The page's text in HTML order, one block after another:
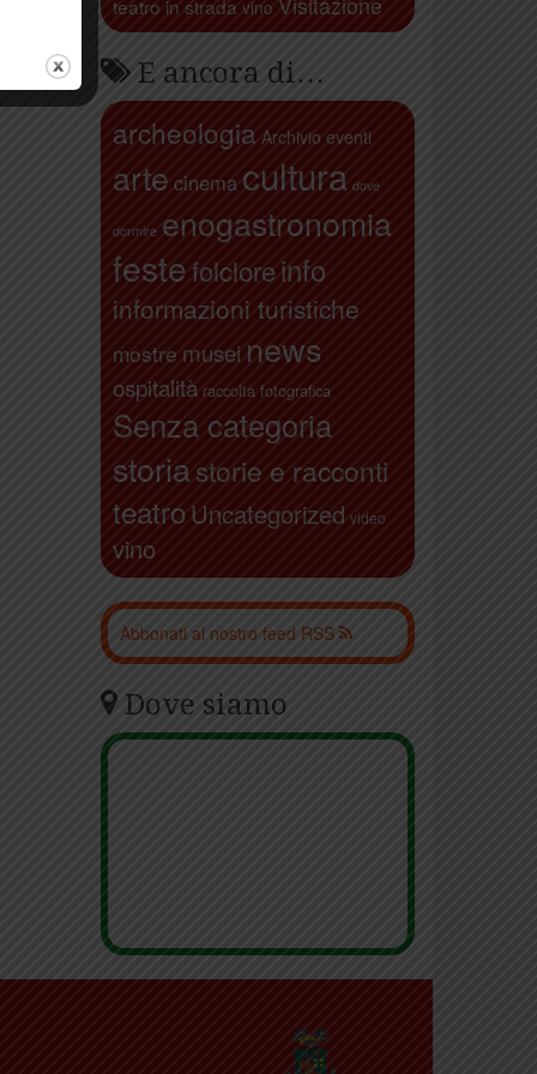
teatro in strada vino
E ancora di…
archeologia Archivio eventi
arte cinema cultura dove
dormire enogastronomia
festefolcloreinfo
informazioni turistiche
mostre musei news
ospitalità raccolta fotografica
Senza categoria
storiastorie e racconti
teatro Uncategorized video
vino
Abbonati al nostro feed RSS
Dove siamo